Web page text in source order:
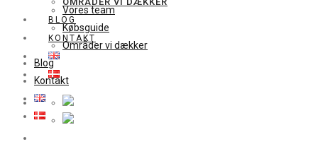
BLOG
KONTAKT
Vores team
Købsguide
Områder vi dækker
Blog
Kontakt